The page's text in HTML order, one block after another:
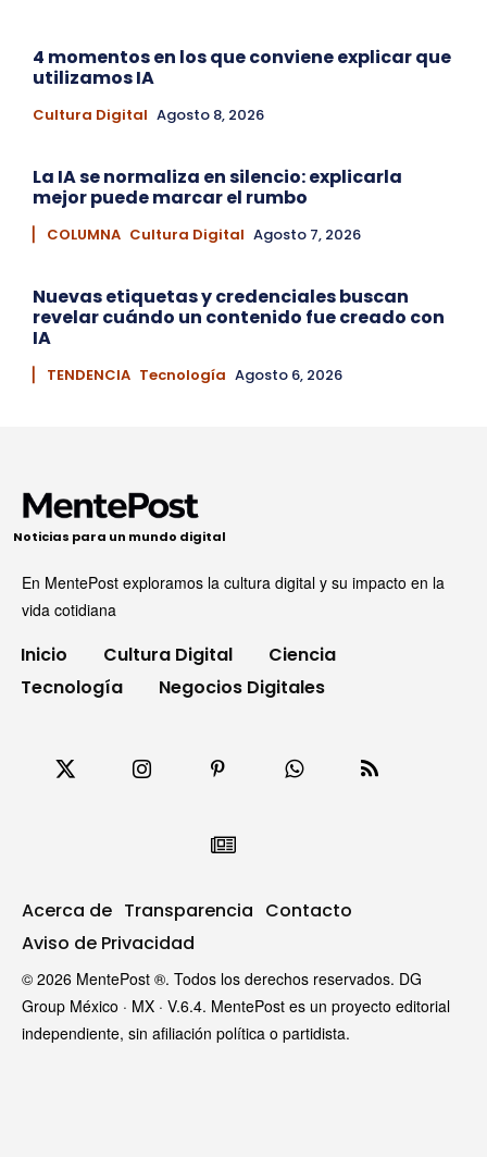
4 momentos en los que conviene explicar que
utilizamos IA
Cultura Digital Agosto 8, 2026
La IA se normaliza en silencio: explicarla
mejor puede marcar el rumbo
▏ COLUMNA Cultura Digital Agosto 7, 2026
Nuevas etiquetas y credenciales buscan
revelar cuándo un contenido fue creado con
IA
▏ TENDENCIA Tecnología Agosto 6, 2026
Noticias para un mundo digital
En MentePost exploramos la cultura digital y su impacto en la
vida cotidiana
Inicio Cultura Digital
Ciencia
Tecnología
Negocios Digitales
Acerca de Transparencia Contacto
Aviso de Privacidad
© 2026 MentePost ®. Todos los derechos reservados. DG
Group México · MX · V.6.4. MentePost es un proyecto editorial
independiente, sin afiliación política o partidista.